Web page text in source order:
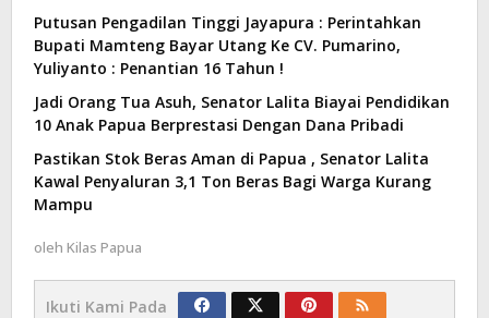
Putusan Pengadilan Tinggi Jayapura : Perintahkan
Bupati Mamteng Bayar Utang Ke CV. Pumarino,
Yuliyanto : Penantian 16 Tahun !
Jadi Orang Tua Asuh, Senator Lalita Biayai Pendidikan
10 Anak Papua Berprestasi Dengan Dana Pribadi
Pastikan Stok Beras Aman di Papua , Senator Lalita
Kawal Penyaluran 3,1 Ton Beras Bagi Warga Kurang
Mampu
oleh Kilas Papua
Ikuti Kami Pada